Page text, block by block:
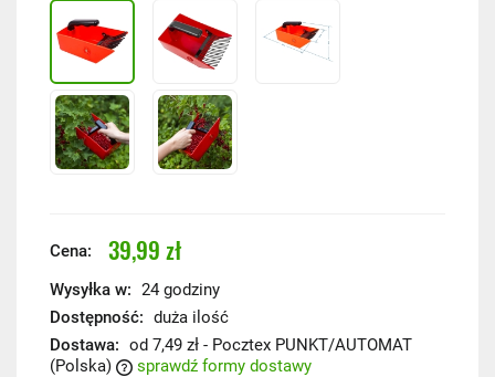
Cena: 39,99 zł
Wysyłka w: 24 godziny
Dostępność: duża ilość
Dostawa: od 7,49 zł - Pocztex PUNKT/AUTOMAT
(Polska)
sprawdź formy dostawy